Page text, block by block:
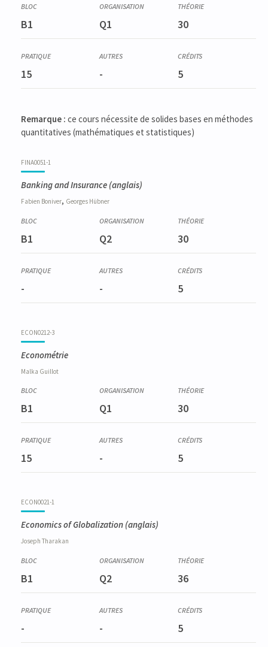
B1 Q1 30
15 - 5
Remarque : ce cours nécessite de solides bases en méthodes
quantitatives (mathématiques et statistiques)
FINA0051-1
Banking and Insurance (anglais)
Fabien Boniver, Georges Hübner
B1 Q2 30
- - 5
ECON0212-3
Econométrie
Malka Guillot
B1 Q1 30
15 - 5
ECON0021-1
Economics of Globalization (anglais)
Joseph Tharakan
B1 Q2 36
- - 5